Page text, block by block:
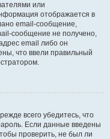
или
отображается в
email-сообщение,
сообщение не получено,
email либо он
что ввели правильный
всего убедитесь, что
Если данные введены
проверить, не был ли